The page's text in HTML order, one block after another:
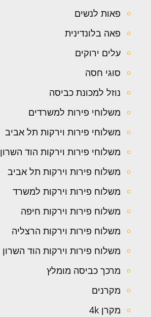
פאות לנשים
פאה בלונדינית
עלים ירוקים
סוגי חסה
נוזל למכונת כביסה
משלוחי פירות למשרדים
משלוחי פירות וירקות תל אביב
משלוחי פירות וירקות הוד השרון
משלוח פירות וירקות תל אביב
משלוח פירות וירקות למשרד
משלוח פירות וירקות חיפה
משלוח פירות וירקות הרצליה
משלוח פירות וירקות הוד השרון
מרכך כביסה מומלץ
מקרנים
מקרן 4k